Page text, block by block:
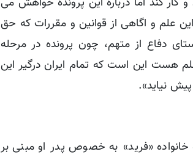
این علم و اگاهی از قوانین و مقررات که حق
دفاع از متهم، چون پرونده در مرحله
هست این است که تمام ایران درگیر این
نیاید».
«فرید» به خصوص پدر او مبنی بر